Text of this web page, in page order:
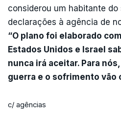
considerou um habitante do
declarações à agência de
“O plano foi elaborado
Estados Unidos e Israel
nunca irá aceitar. Para
guerra e o sofrimento vão
c/ agências